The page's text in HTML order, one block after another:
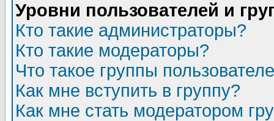
Уровни пользователей и
Кто такие администраторы?
Кто такие модераторы?
Что такое группы
Как мне вступить в группу?
Как мне стать модератором